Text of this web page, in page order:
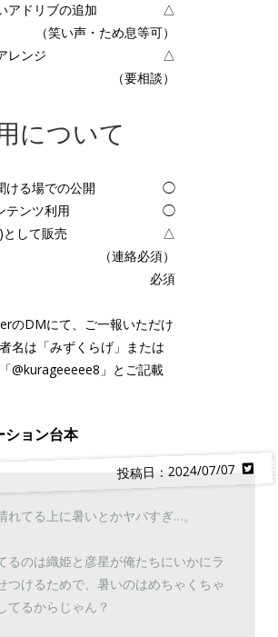
アドリブの追加
△
（笑い声・ため息等可）
レンジ
△
（要相談）
について
ける場での公開
◯
テンツ利用
◯
して販売
△
（連絡必須）
必須
のDMにて、ご一報いただけ
名は「みずくらげ」または
@kurageeeee8 」とご記載
ション台本
投稿日：2024/07/07
れてる上に暑いとかヤバすぎ…。
るのは織姫と彦星が俺たちにいかにラ
つけるためで、暑いのはめちゃくちゃ
てるからじゃん？